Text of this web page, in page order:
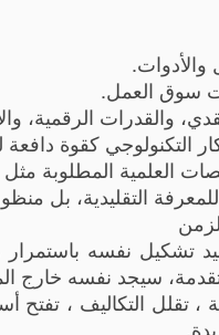
سوق العمل.
والقدرات الرقمية،
التكنولوجي كقوة دافعة
العلمية المطلوبة مثل
للمعرفة التقليدية،
تشكيل نفسه
سيجد نفسه خارج
، تقلل التكاليف ،